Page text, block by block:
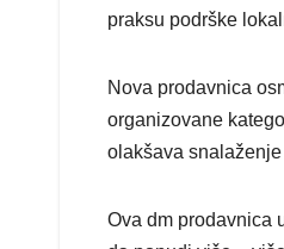
praksu podrške
Nova prodavnica
organizovane
olakšava
Ova dm prodavnica